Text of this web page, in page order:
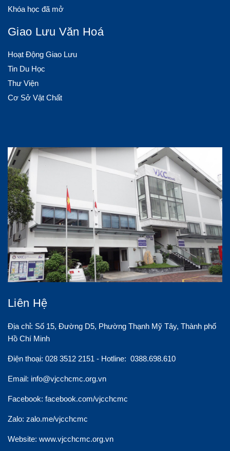
Khóa học đã mở
Giao Lưu Văn Hoá
Hoạt Động Giao Lưu
Tin Du Học
Thư Viện
Cơ Sở Vật Chất
Liên Hệ
Địa chỉ: Số 15, Đường D5, Phường Thạnh Mỹ Tây, Thành phố
Hồ Chí Minh
Điện thoại: 028 3512 2151 - Hotline: 0388.698.610
Email: info@vjcchcmc.org.vn
Facebook: facebook.com/vjcchcmc
Zalo: zalo.me/vjcchcmc
Website: www.vjcchcmc.org.vn